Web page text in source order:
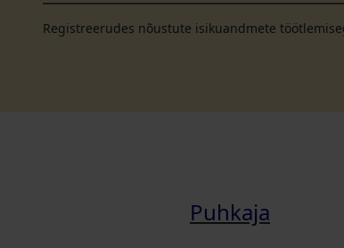
Registreerudes nõustute isikuandmete
Puhkaja